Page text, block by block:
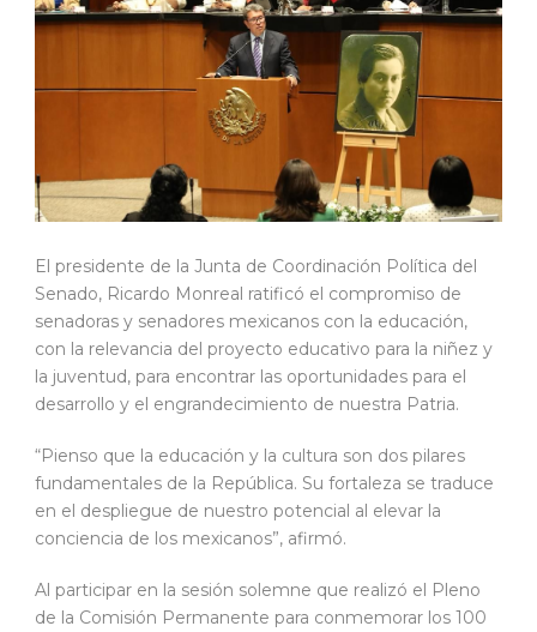
El presidente de la Junta de Coordinación Política del
Senado, Ricardo Monreal ratificó el compromiso de
senadoras y senadores mexicanos con la educación,
con la relevancia del proyecto educativo para la niñez y
la juventud, para encontrar las oportunidades para el
desarrollo y el engrandecimiento de nuestra Patria.
“Pienso que la educación y la cultura son dos pilares
fundamentales de la República. Su fortaleza se traduce
en el despliegue de nuestro potencial al elevar la
conciencia de los mexicanos”, afirmó.
Al participar en la sesión solemne que realizó el Pleno
de la Comisión Permanente para conmemorar los 100